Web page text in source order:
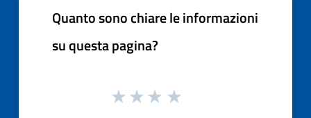
Quanto sono chiare le informazioni
su questa pagina?